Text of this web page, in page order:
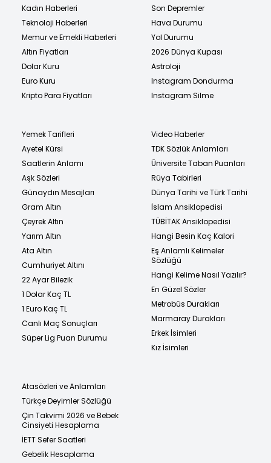
Kadın Haberleri
Teknoloji Haberleri
Memur ve Emekli Haberleri
Altın Fiyatları
Dolar Kuru
Euro Kuru
Kripto Para Fiyatları
Son Depremler
Hava Durumu
Yol Durumu
2026 Dünya Kupası
Astroloji
Instagram Dondurma
Instagram Silme
Yemek Tarifleri
Ayetel Kürsi
Saatlerin Anlamı
Aşk Sözleri
Günaydın Mesajları
Gram Altın
Çeyrek Altın
Yarım Altın
Ata Altın
Cumhuriyet Altını
22 Ayar Bilezik
1 Dolar Kaç TL
1 Euro Kaç TL
Canlı Maç Sonuçları
Süper Lig Puan Durumu
Video Haberler
TDK Sözlük Anlamları
Üniversite Taban Puanları
Rüya Tabirleri
Dünya Tarihi ve Türk Tarihi
İslam Ansiklopedisi
TÜBİTAK Ansiklopedisi
Hangi Besin Kaç Kalori
Eş Anlamlı Kelimeler
Sözlüğü
Hangi Kelime Nasıl Yazılır?
En Güzel Sözler
Metrobüs Durakları
Marmaray Durakları
Erkek İsimleri
Kız İsimleri
Atasözleri ve Anlamları
Türkçe Deyimler Sözlüğü
Çin Takvimi 2026 ve Bebek
Cinsiyeti Hesaplama
İETT Sefer Saatleri
Gebelik Hesaplama